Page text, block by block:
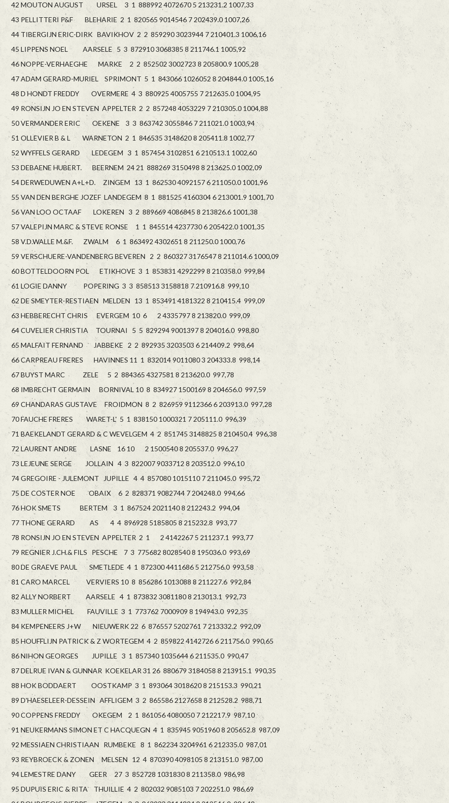
42 MOUTON AUGUST URSEL 3 1 888992 4072670 5 213231.2 1007,33
43 PELLITTERI P&F BLEHARIE 2 1 820565 9014546 7 202439.0 1007,26
44 TIBERGIJN ERIC-DIRK BAVIKHOV 2 2 859290 3023944 7 210401.3 1006,16
45 LIPPENS NOEL AARSELE 5 3 872910 3068385 8 211746.1 1005,92
46 NOPPE-VERHAEGHE MARKE 2 2 852502 3002723 8 205800.9 1005,28
47 ADAM GERARD-MURIEL SPRIMONT 5 1 843066 1026052 8 204844.0 1005,16
48 D HONDT FREDDY OVERMERE 4 3 880925 4005755 7 212635.0 1004,95
49 RONSIJN JO EN STEVEN APPELTER 2 2 857248 4053229 7 210305.0 1004,88
50 VERMANDER ERIC OEKENE 3 3 863742 3055846 7 211021.0 1003,94
51 OLLEVIER B & L WARNETON 2 1 846535 3148620 8 205411.8 1002,77
52 WYFFELS GERARD LEDEGEM 3 1 857454 3102851 6 210513.1 1002,60
53 DEBAENE HUBERT. BEERNEM 24 21 888269 3150498 8 213625.0 1002,09
54 DERWEDUWEN A+L+D. ZINGEM 13 1 862530 4092157 6 211050.0 1001,96
55 VAN DEN BERGHE JOZEF LANDEGEM 8 1 881525 4160304 6 213001.9 1001,70
56 VAN LOO OCTAAF LOKEREN 3 2 889669 4086845 8 213826.6 1001,38
57 VALEPIJN MARC & STEVE RONSE 1 1 845514 4237730 6 205422.0 1001,35
58 V.D.WALLE M.&F. ZWALM 6 1 863492 4302651 8 211250.0 1000,76
59 VERSCHUERE-VANDENBERG BEVEREN 2 2 860327 3176547 8 211014.6 1000,09
60 BOTTELDOORN POL ETIKHOVE 3 1 853831 4292299 8 210358.0 999,84
61 LOGIE DANNY POPERING 3 3 858513 3158818 7 210916.8 999,10
62 DE SMEYTER-RESTIAEN MELDEN 13 1 853491 4181322 8 210415.4 999,09
63 HEBBERECHT CHRIS EVERGEM 10 6 2 4335797 8 213820.0 999,09
64 CUVELIER CHRISTIA TOURNAI 5 5 829294 9001397 8 204016.0 998,80
65 MALFAIT FERNAND JABBEKE 2 2 892935 3203503 6 214409.2 998,64
66 CARPREAU FRERES HAVINNES 11 1 832014 9011080 3 204333.8 998,14
67 BUYST MARC ZELE 5 2 884365 4327581 8 213620.0 997,78
68 IMBRECHT GERMAIN BORNIVAL 10 8 834927 1500169 8 204656.0 997,59
69 CHANDARAS GUSTAVE FROIDMON 8 2 826959 9112366 6 203913.0 997,28
70 FAUCHE FRERES WARET-L' 5 1 838150 1000321 7 205111.0 996,39
71 BAEKELANDT GERARD & C WEVELGEM 4 2 851745 3148825 8 210450.4 996,38
72 LAURENT ANDRE LASNE 16 10 2 1500540 8 205537.0 996,27
73 LEJEUNE SERGE JOLLAIN 4 3 822007 9033712 8 203512.0 996,10
74 GREGOIRE - JULEMONT JUPILLE 4 4 857080 1015110 7 211045.0 995,72
75 DE COSTER NOE OBAIX 6 2 828371 9082744 7 204248.0 994,66
76 HOK SMETS BERTEM 3 1 867524 2021140 8 212243.2 994,04
77 THONE GERARD AS 4 4 896928 5185805 8 215232.8 993,77
78 RONSIJN JO EN STEVEN APPELTER 2 1 2 4142267 5 211237.1 993,77
79 REGNIER J.CH.& FILS PESCHE 7 3 775682 8028540 8 195036.0 993,69
80 DE GRAEVE PAUL SMETLEDE 4 1 872300 4411686 5 212756.0 993,58
81 CARO MARCEL VERVIERS 10 8 856286 1013088 8 211227.6 992,84
82 ALLY NORBERT AARSELE 4 1 873832 3081180 8 213013.1 992,73
83 MULLER MICHEL FAUVILLE 3 1 773762 7000909 8 194943.0 992,35
84 KEMPENEERS J+W NIEUWERK 22 6 876557 5202761 7 213332.2 992,09
85 HOUFFLIJN PATRICK & Z WORTEGEM 4 2 859822 4142726 6 211756.0 990,65
86 NIHON GEORGES JUPILLE 3 1 857340 1035644 6 211535.0 990,47
87 DELRUE IVAN & GUNNAR KOEKELAR 31 26 880679 3184058 8 213915.1 990,35
88 HOK BODDAERT OOSTKAMP 3 1 893064 3018620 8 215153.3 990,21
89 D'HAESELEER-DESSEIN AFFLIGEM 3 2 865586 2127658 8 212528.2 988,71
90 COPPENS FREDDY OKEGEM 2 1 861056 4080050 7 212217.9 987,10
91 NEUKERMANS SIMON ET C HACQUEGN 4 1 835945 9051960 8 205652.8 987,09
92 MESSIAEN CHRISTIAAN RUMBEKE 8 1 862234 3204961 6 212335.0 987,01
93 REYBROECK & ZONEN MELSEN 12 4 870390 4098105 8 213151.0 987,00
94 LEMESTRE DANY GEER 27 3 852728 1031830 8 211358.0 986,98
95 DUPUIS ERIC & RITA THUILLIE 4 2 802032 9085103 7 202251.0 986,69